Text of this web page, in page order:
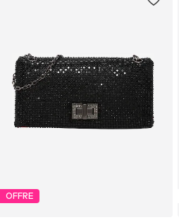
OFFRE